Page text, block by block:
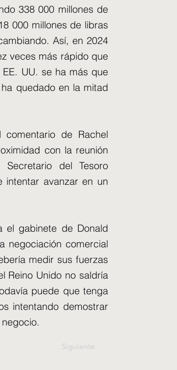
338 000 millones de
000 millones de libras
Así, en 2024
veces más rápido que
UU. se ha más que
quedado en la mitad
de Rachel
con la reunión
del Tesoro
intentar avanzar en un
el gabinete de Donald
negociación comercial
medir sus fuerzas
Reino Unido no saldría
puede que tenga
intentando demostrar
Siguiente